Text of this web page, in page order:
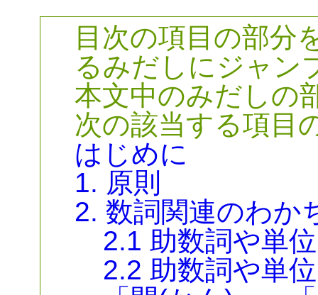
目次の項目の部分
るみだしにジャン
本文中のみだしの
次の該当する項目
はじめに
1. 原則
2. 数詞関連のわか
2.1 助数詞や単
2.2 助数詞や単